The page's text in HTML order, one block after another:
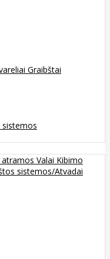
Graibštai
atramos Valai Kibimo
sistemos/Atvadai